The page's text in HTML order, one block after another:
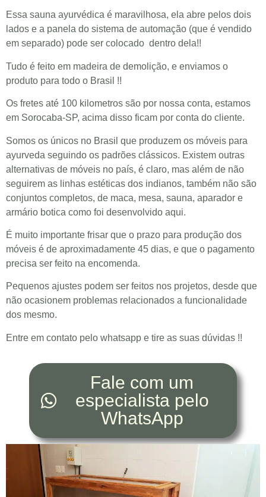
Essa sauna ayurvédica é maravilhosa, ela abre pelos dois
lados e a panela do sistema de automação (que é vendido
em separado) pode ser colocado dentro dela!!
Tudo é feito em madeira de demolição, e enviamos o
produto para todo o Brasil !!
Os fretes até 100 kilometros são por nossa conta, estamos
em Sorocaba-SP, acima disso ficam por conta do cliente.
Somos os únicos no Brasil que produzem os móveis para
ayurveda seguindo os padrões clássicos. Existem outras
alternativas de móveis no país, é claro, mas além de não
seguirem as linhas estéticas dos indianos, também não são
conjuntos completos, de maca, mesa, sauna, aparador e
armário botica como foi desenvolvido aqui.
É muito importante frisar que o prazo para produção dos
móveis é de aproximadamente 45 dias, e que o pagamento
precisa ser feito na encomenda.
Pequenos ajustes podem ser feitos nos projetos, desde que
não ocasionem problemas relacionados a funcionalidade
dos mesmo.
Entre em contato pelo whatsapp e tire as suas dúvidas !!
Fale com um
especialista pelo
WhatsApp